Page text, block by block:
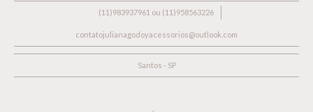
(11)983937961 ou (11)958563226
contatojulianagodoyacessorios@outlook.com
Santos - SP